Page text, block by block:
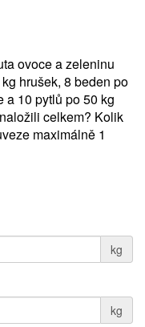
ovoce a zeleninu
hrušek, 8 beden po
a 10 pytlů po 50 kg
celkem? Kolik
maximálně 1
kg
kg